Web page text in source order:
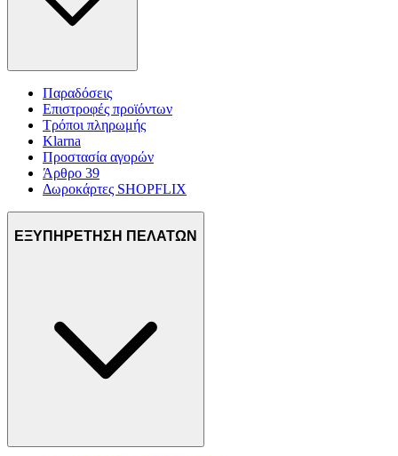
Παραδόσεις
Επιστροφές προϊόντων
Τρόποι πληρωμής
Klarna
Προστασία αγορών
Άρθρο 39
Δωροκάρτες SHOPFLIX
ΕΞΥΠΗΡΕΤΗΣΗ ΠΕΛΑΤΩΝ